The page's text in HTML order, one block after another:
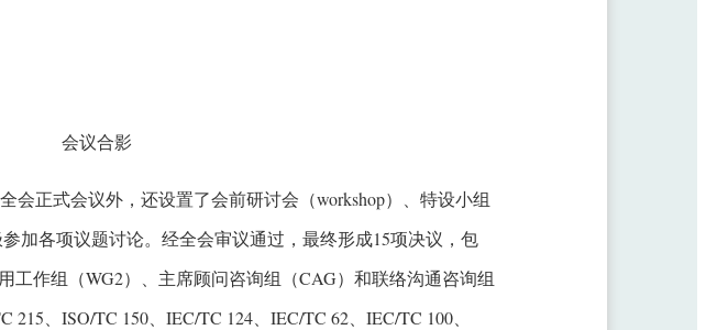
会议合影
会正式会议外，还设置了会前研讨会（workshop）、特设小组
加各项议题讨论。经全会审议通过，最终形成15项决议，包
工作组（WG2）、主席顾问咨询组（CAG）和联络沟通咨询组
、ISO/TC 150、IEC/TC 124、IEC/TC 62、IEC/TC 100、